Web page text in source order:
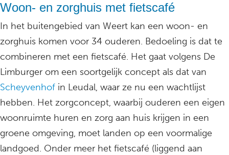
Woon- en zorghuis met fietscafé
In het buitengebied van Weert kan een woon- en
zorghuis komen voor 34 ouderen. Bedoeling is dat te
combineren met een fietscafé. Het gaat volgens De
Limburger om een soortgelijk concept als dat van
Scheyvenhof in Leudal, waar ze nu een wachtlijst
hebben. Het zorgconcept, waarbij ouderen een eigen
woonruimte huren en zorg aan huis krijgen in een
groene omgeving, moet landen op een voormalige
landgoed. Onder meer het fietscafé (liggend aan